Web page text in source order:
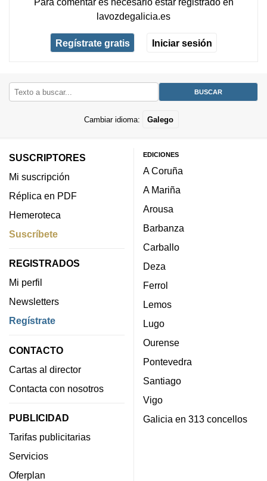
lavozdegalicia.es
Regístrate gratis Iniciar sesión
Cambiar idioma: Galego
SUSCRIPTORES
Mi suscripción
Réplica en PDF
Hemeroteca
Suscríbete
REGISTRADOS
Mi perfil
Newsletters
Regístrate
CONTACTO
Cartas al director
Contacta con nosotros
PUBLICIDAD
Tarifas publicitarias
Servicios
Oferplan
EDICIONES
A Coruña
A Mariña
Arousa
Barbanza
Carballo
Deza
Ferrol
Lemos
Lugo
Ourense
Pontevedra
Santiago
Vigo
Galicia en 313 concellos